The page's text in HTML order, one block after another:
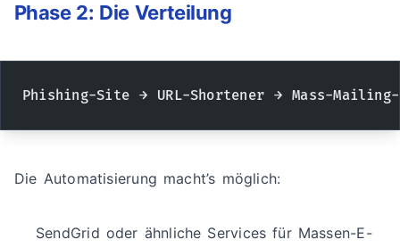
Phase 2: Die Verteilung
Phishing-Site → URL-Shortener → Mass-
Die Automatisierung macht’s möglich:
SendGrid oder ähnliche Services für Massen-E-